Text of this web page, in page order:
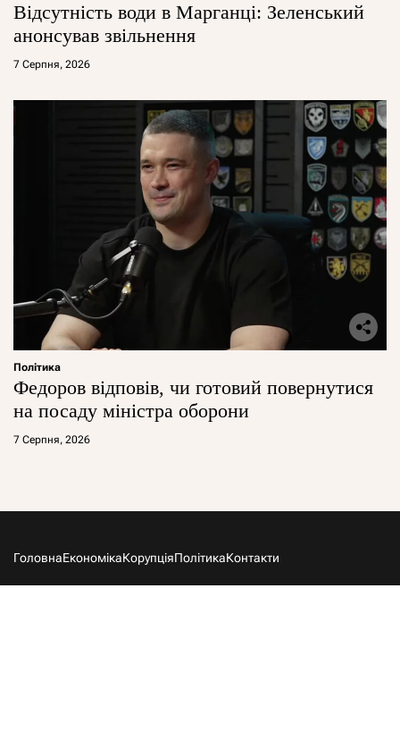
Відсутність води в Марганці: Зеленський
анонсував звільнення
7 Серпня, 2026
Політика
Федоров відповів, чи готовий повернутися
на посаду міністра оборони
7 Серпня, 2026
ГоловнаЕкономікаКорупціяПолітикаКонтакти